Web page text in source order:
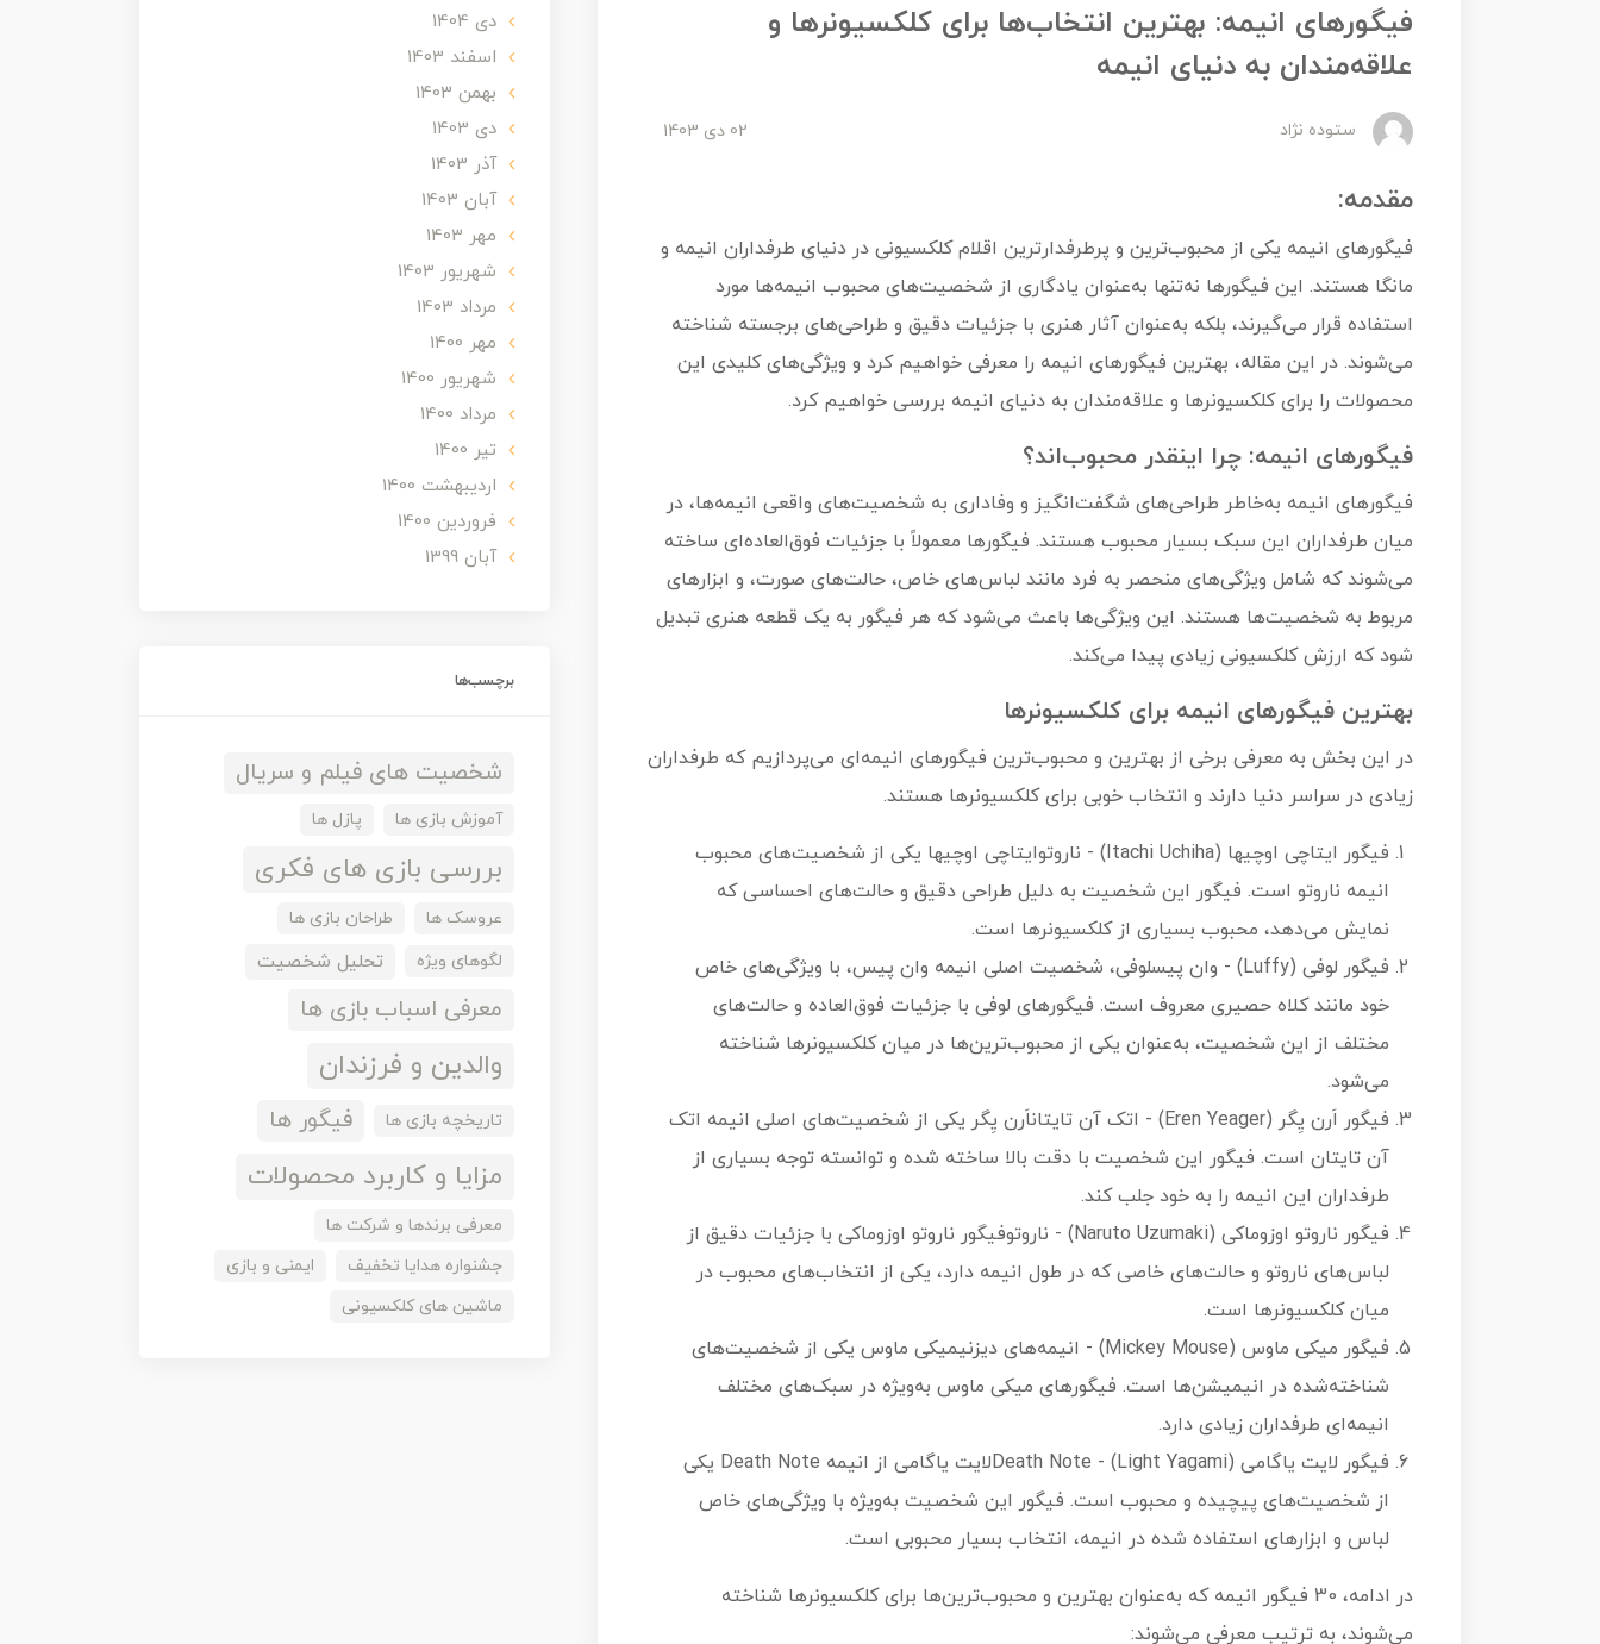
فیگورهای انیمه: بهترین انتخاب‌ها برای کلکسیونرها و
علاقه‌مندان به دنیای انیمه
ستوده نژاد 02 دی 1403
مقدمه:
فیگورهای انیمه یکی از محبوب‌ترین و پرطرفدارترین اقلام کلکسیونی در دنیای طرفداران انیمه و
مانگا هستند. این فیگورها نه‌تنها به‌عنوان یادگاری از شخصیت‌های محبوب انیمه‌ها مورد
استفاده قرار می‌گیرند، بلکه به‌عنوان آثار هنری با جزئیات دقیق و طراحی‌های برجسته شناخته
می‌شوند. در این مقاله، بهترین فیگورهای انیمه را معرفی خواهیم کرد و ویژگی‌های کلیدی این
محصولات را برای کلکسیونرها و علاقه‌مندان به دنیای انیمه بررسی خواهیم کرد.
فیگورهای انیمه: چرا اینقدر محبوب‌اند؟
فیگورهای انیمه به‌خاطر طراحی‌های شگفت‌انگیز و وفاداری به شخصیت‌های واقعی انیمه‌ها، در
میان طرفداران این سبک بسیار محبوب هستند. فیگورها معمولاً با جزئیات فوق‌العاده‌ای ساخته
می‌شوند که شامل ویژگی‌های منحصر به فرد مانند لباس‌های خاص، حالت‌های صورت، و ابزارهای
مربوط به شخصیت‌ها هستند. این ویژگی‌ها باعث می‌شود که هر فیگور به یک قطعه هنری تبدیل
شود که ارزش کلکسیونی زیادی پیدا می‌کند.
بهترین فیگورهای انیمه برای کلکسیونرها
در این بخش به معرفی برخی از بهترین و محبوب‌ترین فیگورهای انیمه‌ای می‌پردازیم که طرفداران
زیادی در سراسر دنیا دارند و انتخاب خوبی برای کلکسیونرها هستند.
فیگور ایتاچی اوچیها (Itachi Uchiha) - ناروتوایتاچی اوچیها یکی از شخصیت‌های محبوب
انیمه ناروتو است. فیگور این شخصیت به دلیل طراحی دقیق و حالت‌های احساسی که
نمایش می‌دهد، محبوب بسیاری از کلکسیونرها است.
فیگور لوفی (Luffy) - وان پیسلوفی، شخصیت اصلی انیمه وان پیس، با ویژگی‌های خاص
خود مانند کلاه حصیری معروف است. فیگورهای لوفی با جزئیات فوق‌العاده و حالت‌های
مختلف از این شخصیت، به‌عنوان یکی از محبوب‌ترین‌ها در میان کلکسیونرها شناخته
می‌شود.
فیگور اَرن یِگر (Eren Yeager) - اتک آن تایتاناَرن یِگر یکی از شخصیت‌های اصلی انیمه اتک
آن تایتان است. فیگور این شخصیت با دقت بالا ساخته شده و توانسته توجه بسیاری از
طرفداران این انیمه را به خود جلب کند.
فیگور ناروتو اوزوماکی (Naruto Uzumaki) - ناروتوفیگور ناروتو اوزوماکی با جزئیات دقیق از
لباس‌های ناروتو و حالت‌های خاصی که در طول انیمه دارد، یکی از انتخاب‌های محبوب در
میان کلکسیونرها است.
فیگور میکی ماوس (Mickey Mouse) - انیمه‌های دیزنیمیکی ماوس یکی از شخصیت‌های
شناخته‌شده در انیمیشن‌ها است. فیگورهای میکی ماوس به‌ویژه در سبک‌های مختلف
انیمه‌ای طرفداران زیادی دارد.
فیگور لایت یاگامی (Light Yagami) - Death Noteلایت یاگامی از انیمه Death Note یکی
از شخصیت‌های پیچیده و محبوب است. فیگور این شخصیت به‌ویژه با ویژگی‌های خاص
لباس و ابزارهای استفاده شده در انیمه، انتخاب بسیار محبوبی است.
در ادامه، 30 فیگور انیمه که به‌عنوان بهترین و محبوب‌ترین‌ها برای کلکسیونرها شناخته
می‌شوند، به ترتیب معرفی می‌شوند:
دی 1404
اسفند 1403
بهمن 1403
دی 1403
آذر 1403
آبان 1403
مهر 1403
شهریور 1403
مرداد 1403
مهر 1400
شهریور 1400
مرداد 1400
تير 1400
ارديبهشت 1400
فروردین 1400
آبان 1399
برچسب‌ها
شخصیت های فیلم و سریال
آموزش بازی ها پازل ها
بررسی بازی های فکری
عروسک ها
طراحان بازی ها
لگوهای ویژه
تحلیل شخصیت
معرفی اسباب بازی ها
والدین و فرزندان
تاریخچه بازی ها فیگور ها
مزایا و کاربرد محصولات
معرفی برندها و شرکت ها
جشنواره هدایا تخفیف
ایمنی و بازی
ماشین های کلکسیونی